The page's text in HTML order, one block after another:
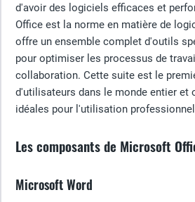
d'avoir des logiciels efficaces et
Office est la norme en matière de
offre un ensemble complet d'outils
pour optimiser les processus de
collaboration. Cette suite est le
d'utilisateurs dans le monde entier et
idéales pour l'utilisation
Les composants de Microsoft
Microsoft Word